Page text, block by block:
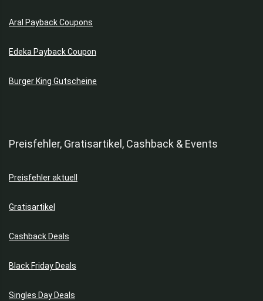
Supermarkt
Tickets & Shows
Weine
Aral Payback Coupons
Edeka Payback Coupon
Burger King Gutscheine
Preisfehler, Gratisartikel, Cashback & Events
Preisfehler aktuell
Gratisartikel
Cashback Deals
Black Friday Deals
Singles Day Deals